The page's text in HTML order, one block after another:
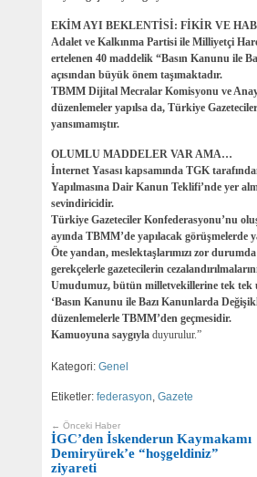
EKİM AYI BEKLENTİSİ: FİKİR VE
Adalet ve Kalkınma Partisi ile Milliyetçi
ertelenen 40 maddelik “Basın Kanunu ile
açısından büyük önem taşımaktadır.
TBMM Dijital Mecralar Komisyonu ve
düzenlemeler yapılsa da, Türkiye
yansımamıştır.
OLUMLU MADDELER VAR AMA…
İnternet Yasası kapsamında TGK
Yapılmasına Dair Kanun Teklifi’nde yer
sevindiricidir.
Türkiye Gazeteciler Konfederasyonu’nu
ayında TBMM’de yapılacak görüşmelerde
Öte yandan, meslektaşlarımızı zor
gerekçelerle gazetecilerin
Umudumuz, bütün milletvekillerine tek tek
‘Basın Kanunu ile Bazı Kanunlarda
düzenlemelerle TBMM’den geçmesidir.
Kamuoyuna saygıyla duyurulur.”
Kategori: Genel
Etiketler: federasyon, Gazete
← Önceki Haber
İGC’den İskenderun Kaymakamı
Demiryürek’e “hoşgeldiniz”
ziyareti